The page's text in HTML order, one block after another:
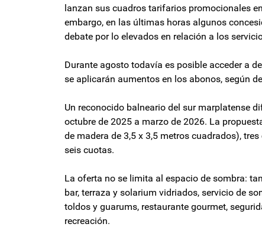
lanzan sus cuadros tarifarios promocionales
embargo, en las últimas horas algunos
debate por lo elevados en relación a los
Durante agosto todavía es posible acceder a
se aplicarán aumentos en los abonos, según
Un reconocido balneario del sur marplatense
octubre de 2025 a marzo de 2026. La
de madera de 3,5 x 3,5 metros cuadrados),
seis cuotas.
La oferta no se limita al espacio de sombra:
bar, terraza y solarium vidriados, servicio de
toldos y guarums, restaurante gourmet,
recreación.